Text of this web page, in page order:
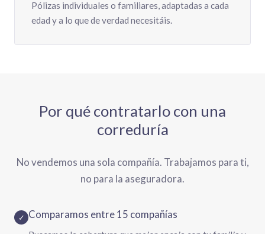
Pólizas individuales o familiares, adaptadas a cada
edad y a lo que de verdad necesitáis.
Por qué contratarlo con una
correduría
No vendemos una sola compañía. Trabajamos para ti,
no para la aseguradora.
✓ Comparamos entre 15 compañías